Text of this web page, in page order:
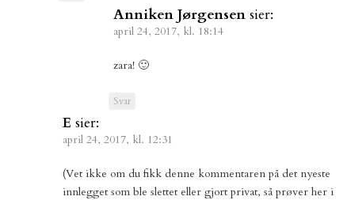
Anniken Jørgensen sier:
april 24, 2017, kl. 18:14
zara! 🙂
Svar
E sier:
april 24, 2017, kl. 12:31
(Vet ikke om du fikk denne kommentaren på det nyeste
innlegget som ble slettet eller gjort privat, så prøver her i